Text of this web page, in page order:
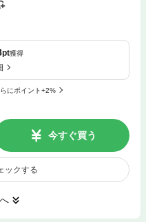
pt獲得
にポイント+2%
今すぐ買う
ックする